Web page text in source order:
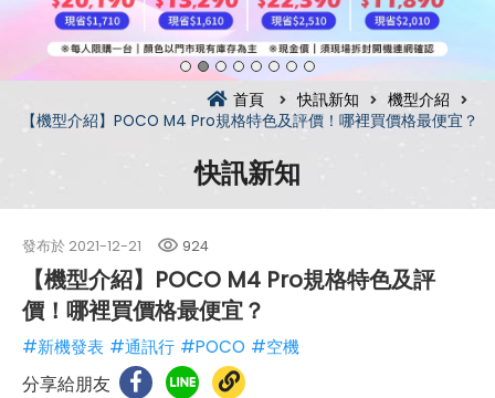
首頁 快訊新知
機型介紹
【機型介紹】POCO M4 Pro規格特色及評價！哪裡買價格最便宜？
快訊新知
發布於 2021-12-21 924
【機型介紹】POCO M4 Pro規格特色及評
價！哪裡買價格最便宜？
#新機發表 #通訊行 #POCO #空機
分享給朋友